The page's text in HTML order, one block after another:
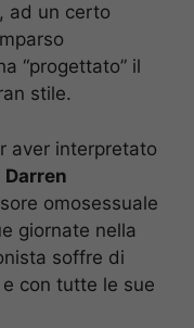
ad un certo
“progettato” il
stile.
aver interpretato
Darren
omosessuale
giornate nella
soffre di
con tutte le sue